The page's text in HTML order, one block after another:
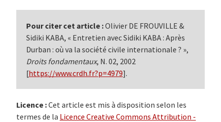
Pour citer cet article :Olivier DE FROUVILLE &
Sidiki KABA, « Entretien avec Sidiki KABA : Après
Durban : où va la société civile internationale ? »,
Droits fondamentaux, N. 02, 2002
[https://www.crdh.fr?p=4979].
Licence :Cet article est mis à disposition selon les
termes de la Licence Creative Commons Attribution -